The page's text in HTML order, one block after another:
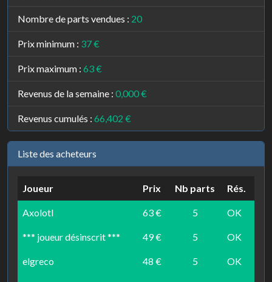
Nombre de parts vendues : 20
Prix minimum : 37 €
Prix maximum : 63 €
Revenus de la semaine : 0,000 €
Revenus cumulés : 66,402 €
Liste des acheteurs
Joueur Prix Nb parts Rés.
Axolotl 63 € 5 OK
*** joueur désinscrit *** 49 € 5 OK
elgreco 48 € 5 OK